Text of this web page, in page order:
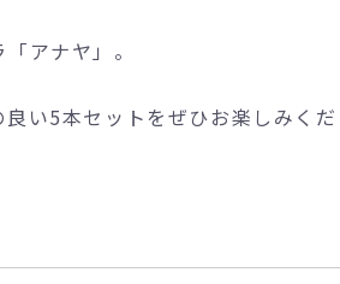
アナヤ」。
い5本セットをぜひお楽しみくだ